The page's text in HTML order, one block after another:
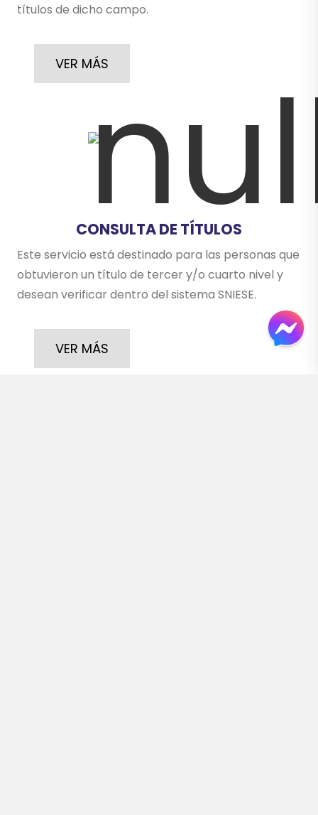
títulos de dicho campo.
VER MÁS
CONSULTA DE TÍTULOS
Este servicio está destinado para las personas que
obtuvieron un título de tercer y/o cuarto nivel y
desean verificar dentro del sistema SNIESE.
VER MÁS